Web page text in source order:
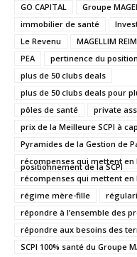
GO CAPITAL
Groupe
immobilier de santé
Le Revenu
MAGELLIM REIM
PEA
pertinence du
plus de 50 clubs deals
plus de 50 clubs deals pour
pôles de santé
private
prix de la Meilleure SCPI à
Pyramides de la Gestion de
récompenses qui mettent
positionnement de la SCPI
récompenses qui mettent
régime mère-fille
répondre à l’ensemble des
répondre aux besoins des
SCPI 100% santé du Groupe